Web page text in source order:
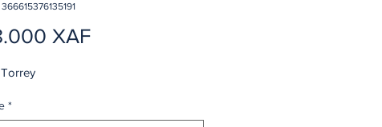
366615376135191
XAFPrecio
*